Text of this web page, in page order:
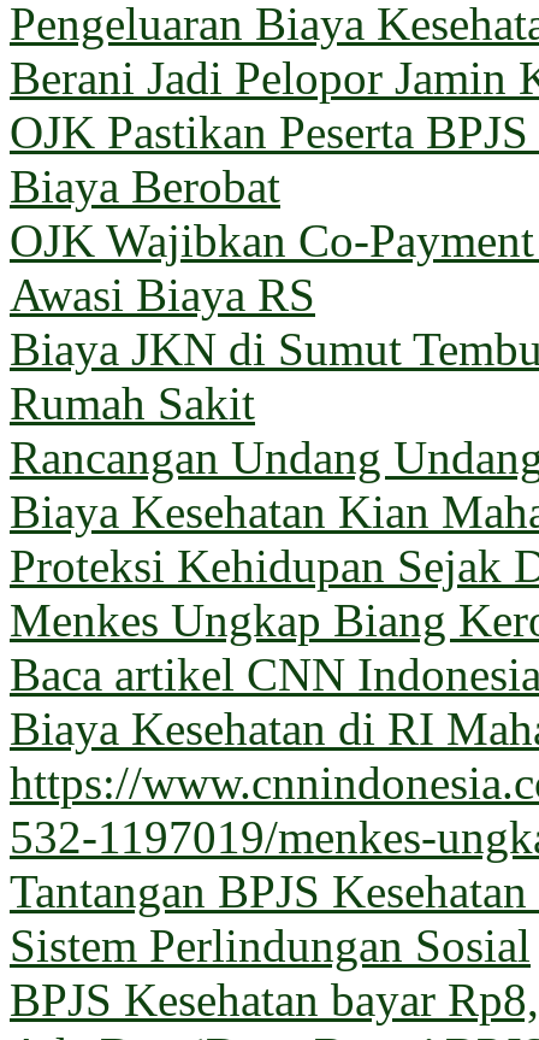
Pengeluaran Biaya
Berani Jadi Pelopor Jamin
OJK Pastikan Peserta
Biaya Berobat
OJK Wajibkan Co-
Awasi Biaya RS
Biaya JKN di Sumut
Rumah Sakit
Rancangan Undang
Biaya Kesehatan Kian
Proteksi Kehidupan Sejak
Menkes Ungkap Biang
Baca artikel CNN
Biaya Kesehatan di RI
https://
532-1197019/menkes-
Tantangan BPJS
Sistem Perlindungan Sosial
BPJS Kesehatan bayar